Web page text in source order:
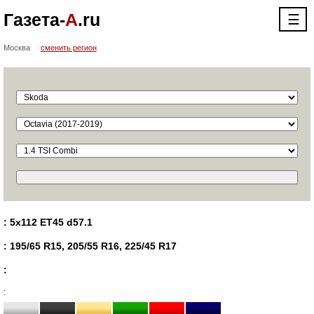
Газета-А.ru ☰
Москва сменить регион
: 5x112 ET45 d57.1
: 195/65 R15, 205/55 R16, 225/45 R17
:
: